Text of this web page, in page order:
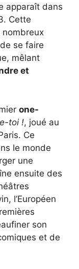
apparaît dans
Cette
nombreux
se faire
mêlant
et
one-
toi !, joué au
Ce
le monde
une
ensuite des
l’Européen
son
et de